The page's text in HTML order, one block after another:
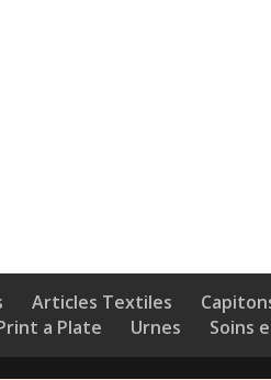
Articles Textiles
a Plate Urnes Soins